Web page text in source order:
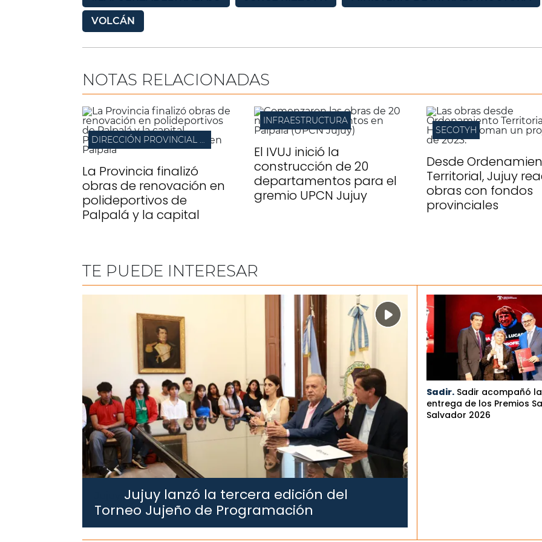
VOLCÁN
NOTAS RELACIONADAS
DIRECCIÓN PROVINCIAL DE ARQUITECTURA
La Provincia finalizó
obras de renovación en
polideportivos de
Palpalá y la capital
INFRAESTRUCTURA
El IVUJ inició la
construcción de 20
departamentos para el
gremio UPCN Jujuy
SECOTYH
Desde
Territorial, Jujuy
obras con fondos
provinciales
TE PUEDE INTERESAR
Jujuy lanzó la tercera edición del
Torneo Jujeño de Programación
Sadir. Sadir acompañó la
entrega de los Premios
Salvador 2026